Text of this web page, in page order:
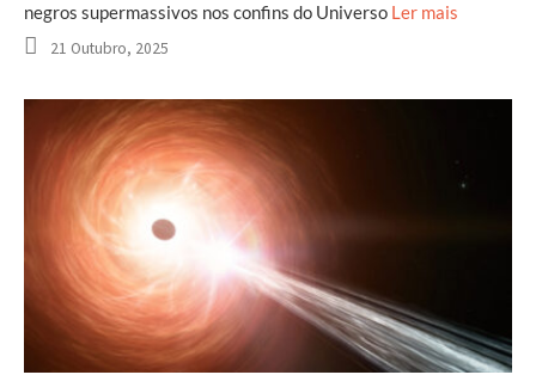
negros supermassivos nos confins do Universo Ler mais
21 Outubro, 2025